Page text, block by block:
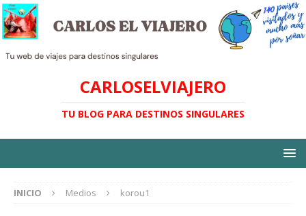
CARLOSELVIAJERO
TU BLOG PARA DESTINOS SINGULARES
INICIO Medios korou1